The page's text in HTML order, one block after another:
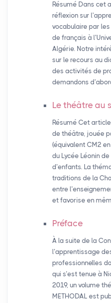
Résumé Dans cet
réflexion sur
vocabulaire par
de français à
Algérie. Notre
sur le recours au
des activités de
demandons
Le théâtre au
Résumé Cet
de théâtre, jouée
(équivalent CM2
du Lycée Léonin
d’enfants. La
traditions de la
entre
et favorise en
Préface
À la suite de la
l’apprentissage
professionnelles
qui s’est tenue à
2019, un volume
METHODAL est